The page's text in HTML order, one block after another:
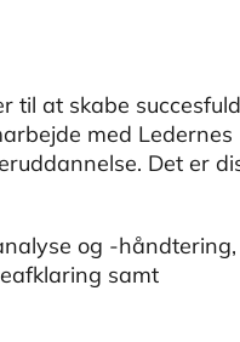
til at skabe
med Ledernes
Det er
og -håndtering,
samt